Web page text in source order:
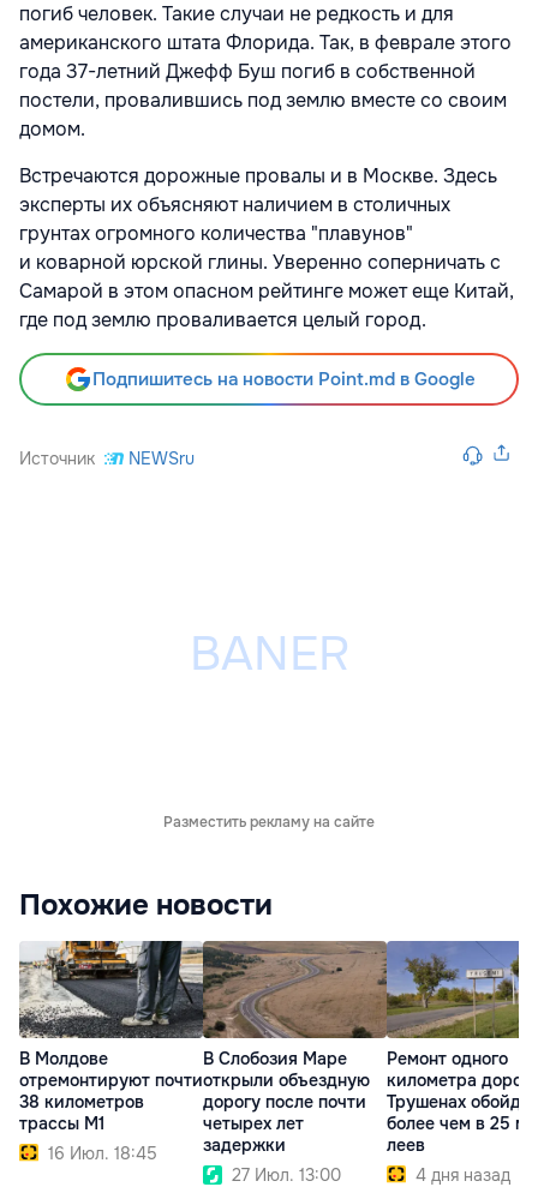
погиб человек. Такие случаи не редкость и для
американского штата Флорида. Так, в феврале этого
года 37-летний Джефф Буш погиб в собственной
постели, провалившись под землю вместе со своим
домом.
Встречаются дорожные провалы и в Москве. Здесь
эксперты их объясняют наличием в столичных
грунтах огромного количества "плавунов"
и коварной юрской глины. Уверенно соперничать с
Самарой в этом опасном рейтинге может еще Китай,
где под землю проваливается целый город.
Подпишитесь на новости Point.md в Google
Источник NEWSru
Разместить рекламу на сайте
Похожие новости
В Молдове
отремонтируют почти
38 километров
трассы M1
16 Июл. 18:45
В Слобозия Маре
открыли объездную
дорогу после почти
четырех лет
задержки
27 Июл. 13:00
Ремонт одного
километра
Трушенах
более чем в 25
леев
4 дня назад